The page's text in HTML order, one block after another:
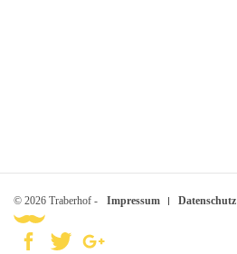
© 2026 Traberhof - Impressum Datenschutz